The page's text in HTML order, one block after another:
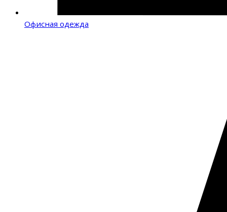
Офисная одежда